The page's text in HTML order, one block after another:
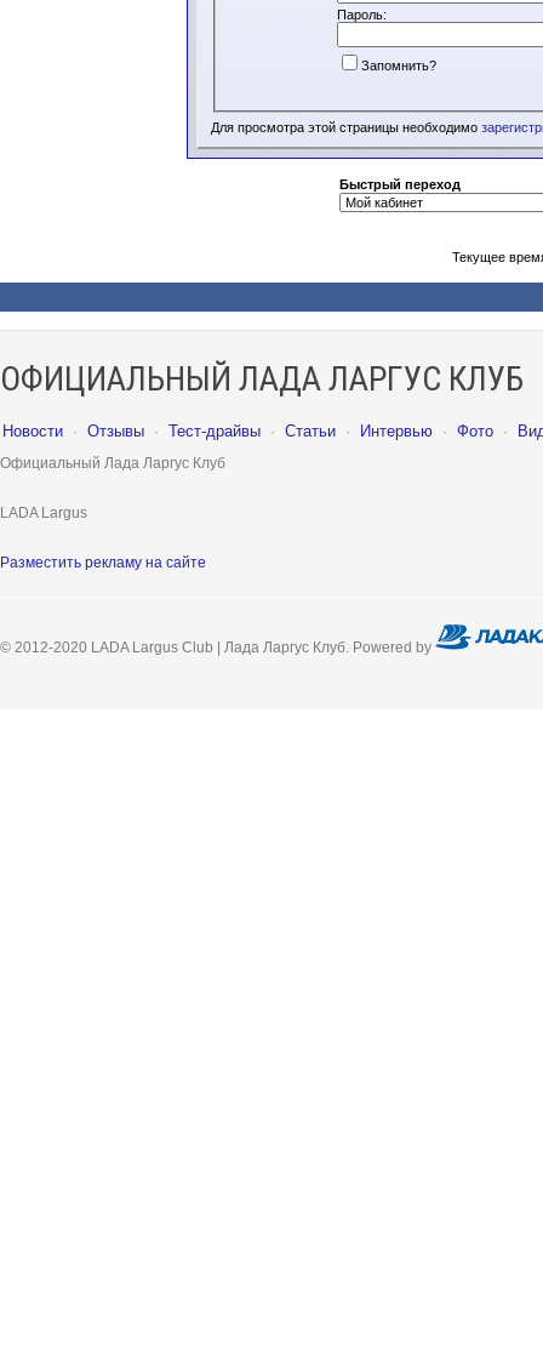
Пароль:
Запомнить?
Для просмотра этой страницы необходимо
Быстрый переход
Текущее
ОФИЦИАЛЬНЫЙ ЛАДА ЛАРГУС КЛУБ
Новости · Отзывы · Тест-драйвы · Статьи · Интервью · Фото ·
Официальный Лада Ларгус Клуб
LADA Largus
Разместить рекламу на сайте
© 2012-2020 LADA Largus Club | Лада Ларгус Клуб. Powered by